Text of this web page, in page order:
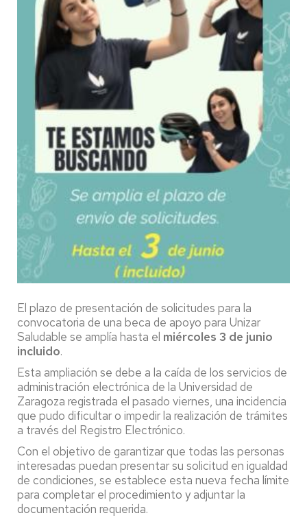
El plazo de presentación de solicitudes para la
convocatoria de una beca de apoyo para Unizar
Saludable se amplía hasta el miércoles 3 de junio
incluido.
Esta ampliación se debe a la caída de los servicios de
administración electrónica de la Universidad de
Zaragoza registrada el pasado viernes, una incidencia
que pudo dificultar o impedir la realización de trámites
a través del Registro Electrónico.
Con el objetivo de garantizar que todas las personas
interesadas puedan presentar su solicitud en igualdad
de condiciones, se establece esta nueva fecha límite
para completar el procedimiento y adjuntar la
documentación requerida.